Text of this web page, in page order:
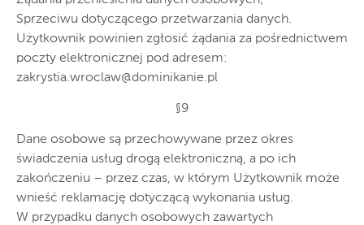
Sprzeciwu dotyczącego przetwarzania danych.
Użytkownik powinien zgłosić żądania za pośrednictwem
poczty elektronicznej pod adresem:
zakrystia.wroclaw@dominikanie.pl
§9
Dane osobowe są przechowywane przez okres
świadczenia usług drogą elektroniczną, a po ich
zakończeniu – przez czas, w którym Użytkownik może
wnieść reklamację dotyczącą wykonania usług.
W przypadku danych osobowych zawartych